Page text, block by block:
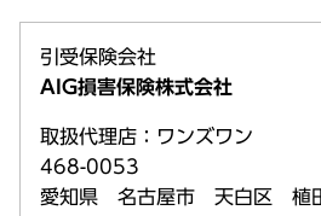
引受保険会社
AIG損害保険株式会社
取扱代理店：ワンズワン
468-0053
愛知県 名古屋市 天白区 植